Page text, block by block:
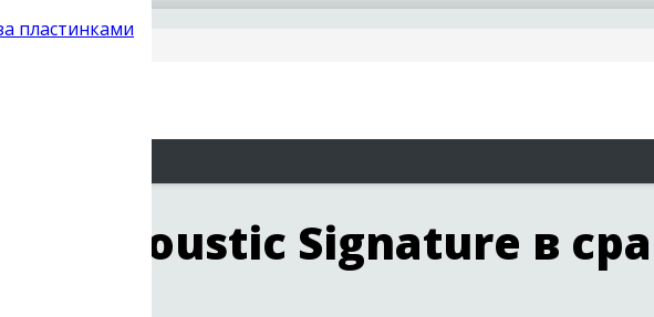
пластинками
Acoustic Signature в